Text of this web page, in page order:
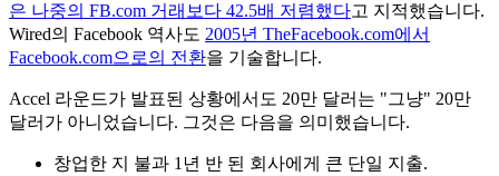
은 나중의 FB.com 거래보다 42.5배 저렴했다고 지적했습니다.
Wired의 Facebook 역사도 2005년 TheFacebook.com에서
Facebook.com으로의 전환을 기술합니다.
Accel 라운드가 발표된 상황에서도 20만 달러는 "그냥" 20만
달러가 아니었습니다. 그것은 다음을 의미했습니다.
창업한 지 불과 1년 반 된 회사에게 큰 단일 지출.